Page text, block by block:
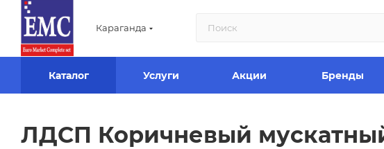
Караганда
Каталог Услуги Акции Бренды
ЛДСП Коричневый мускатный